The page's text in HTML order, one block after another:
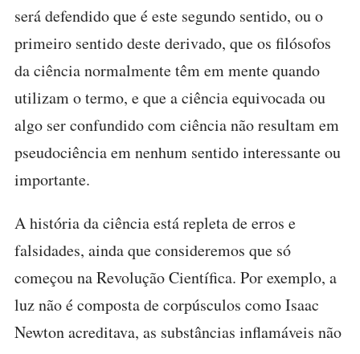
será defendido que é este segundo sentido, ou o
primeiro sentido deste derivado, que os filósofos
da ciência normalmente têm em mente quando
utilizam o termo, e que a ciência equivocada ou
algo ser confundido com ciência não resultam em
pseudociência em nenhum sentido interessante ou
importante.
A história da ciência está repleta de erros e
falsidades, ainda que consideremos que só
começou na Revolução Científica. Por exemplo, a
luz não é composta de corpúsculos como Isaac
Newton acreditava, as substâncias inflamáveis não